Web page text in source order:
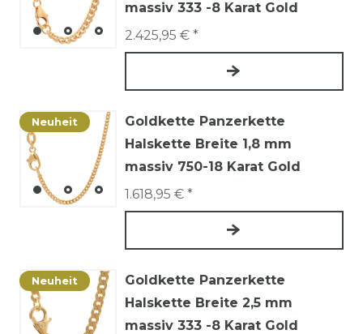
massiv 333 -8 Karat Gold
2.425,95 € *
Neuheit
Goldkette Panzerkette
Halskette Breite 1,8 mm
massiv 750-18 Karat Gold
1.618,95 € *
Neuheit
Goldkette Panzerkette
Halskette Breite 2,5 mm
massiv 333 -8 Karat Gold